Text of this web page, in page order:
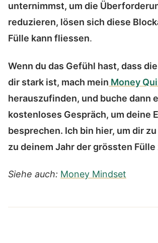
unternimmst, um die
reduzieren, lösen sich diese
Fülle kann fliessen.
Wenn du das Gefühl hast, dass
dir stark ist, mach mein Money
herauszufinden, und buche dann
kostenloses Gespräch, um deine
besprechen. Ich bin hier, um dir
zu deinem Jahr der grössten Fülle
Siehe auch: Money Mindset